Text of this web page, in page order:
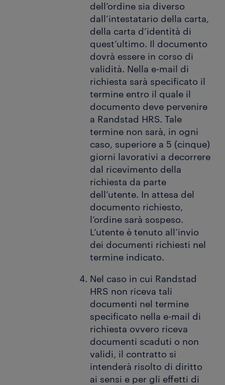
dell’ordine sia diverso
dall’intestatario della carta,
della carta d’identità di
quest’ultimo. Il documento
dovrà essere in corso di
validità. Nella e-mail di
richiesta sarà specificato il
termine entro il quale il
documento deve pervenire
a Randstad HRS. Tale
termine non sarà, in ogni
caso, superiore a 5 (cinque)
giorni lavorativi a decorrere
dal ricevimento della
richiesta da parte
dell’utente. In attesa del
documento richiesto,
l’ordine sarà sospeso.
L’utente è tenuto all’invio
dei documenti richiesti nel
termine indicato.
Nel caso in cui Randstad
HRS non riceva tali
documenti nel termine
specificato nella e-mail di
richiesta ovvero riceva
documenti scaduti o non
validi, il contratto si
intenderà risolto di diritto
ai sensi e per gli effetti di